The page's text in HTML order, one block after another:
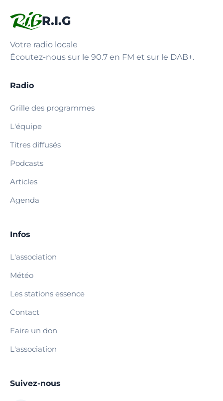
R.I.G
Votre radio locale
Écoutez-nous sur le 90.7 en FM et sur le DAB+.
Radio
Grille des programmes
L'équipe
Titres diffusés
Podcasts
Articles
Agenda
Infos
L'association
Météo
Les stations essence
Contact
Faire un don
L'association
Suivez-nous